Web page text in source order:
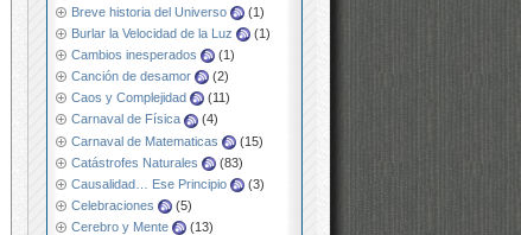
Breve historia del Universo
(1)
Burlar la Velocidad de la Luz
(1)
Cambios inesperados
(1)
Canción de desamor
(2)
Caos y Complejidad
(11)
Carnaval de Física
(4)
Carnaval de Matematicas
(15)
Catástrofes Naturales
(83)
Causalidad… Ese Principio
(3)
Celebraciones
(5)
Cerebro y Mente
(13)